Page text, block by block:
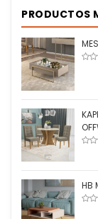
PRODUCTOS
HB